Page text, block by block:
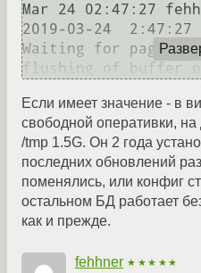
Mar 24 02:47:27
2019-03-24  2:47:27
Waiting for
flushing of buffer
Если имеет значение - в
свободной оперативки,
/tmp 1.5G. Он 2 года
последних обновлений
поменялись, или конфиг
остальном БД работает
как и прежде.
fehhner ★★★★★